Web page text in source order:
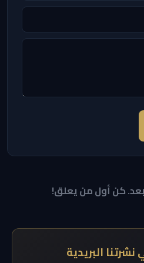
بعد. كن أول من يعلق!
البريدية